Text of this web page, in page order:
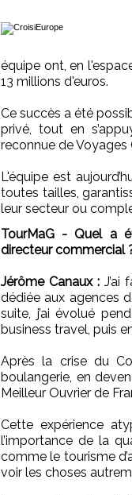
équipe ont, en
13 millions d'euros.
Ce succès a été
privé, tout en
reconnue de Voyages
L'équipe est
toutes tailles,
leur secteur ou
TourMaG - Quel a
directeur commercial
Jérôme Canaux : J’ai
dédiée aux agences
suite, j’ai évolué
business travel, puis
Après la crise du
boulangerie, en
Meilleur Ouvrier de
Cette expérience
l’importance de la
comme le tourisme
voir les choses